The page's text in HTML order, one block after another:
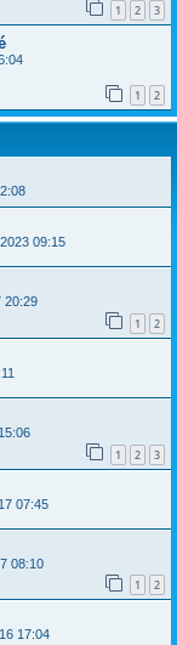
1 2 3
1 2
09:15
20:29
1 2
1 2 3
07:45
08:10
1 2
17:04